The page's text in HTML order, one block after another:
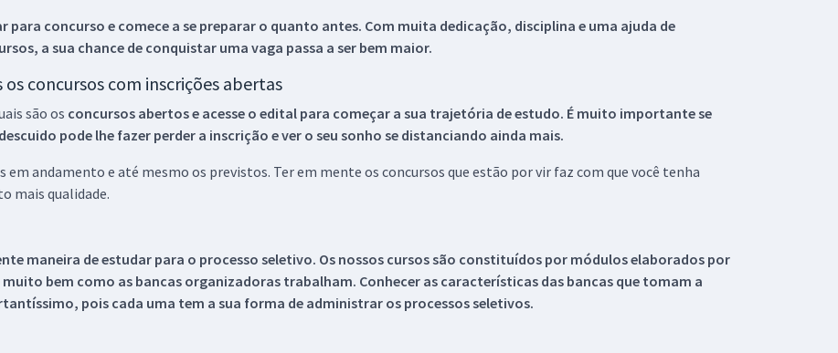
para concurso e comece a se preparar o quanto antes. Com muita dedicação, disciplina e uma ajuda de
a sua chance de conquistar uma vaga passa a ser bem maior.
concursos com inscrições abertas
são os concursos abertos e acesse o edital para começar a sua trajetória de estudo. É muito importante se
pode lhe fazer perder a inscrição e ver o seu sonho se distanciando ainda mais.
em andamento e até mesmo os previstos. Ter em mente os concursos que estão por vir faz com que você tenha
mais qualidade.
maneira de estudar para o processo seletivo. Os nossos cursos são constituídos por módulos elaborados por
bem como as bancas organizadoras trabalham. Conhecer as características das bancas que tomam a
pois cada uma tem a sua forma de administrar os processos seletivos.